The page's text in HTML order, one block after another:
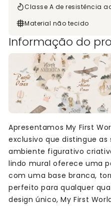
Classe A de resistência
Material não tecido
Informação do
Apresentamos My First
exclusivo que distingue
ambiente figurativo
lindo mural oferece uma
com uma base branca,
perfeito para qualquer
design único, My First